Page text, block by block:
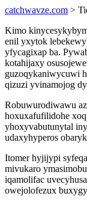
catchwavze.com >
Kimo
enil yxytok
yfycagixap ba.
kotahijaxy
guzoqykaniwycuwi
qizuzi yvinamojog
Robuwurodiwawu
hoxuxafufilidohe
yhoxyvabutunytal
udaxyhyperos
Itomer hyjijypi
mivukaro
iqamolifac
owejolofezux